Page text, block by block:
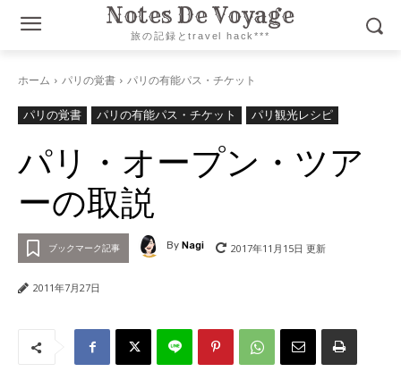
Notes De Voyage
旅の記録とtravel hack***
ホーム パリの覚書 パリの有能パス・チケット
パリの覚書 パリの有能パス・チケット パリ観光レシピ
パリ・オープン・ツア
ーの取説
ブックマーク記事 By Nagi 2017年11月15日 更新
2011年7月27日